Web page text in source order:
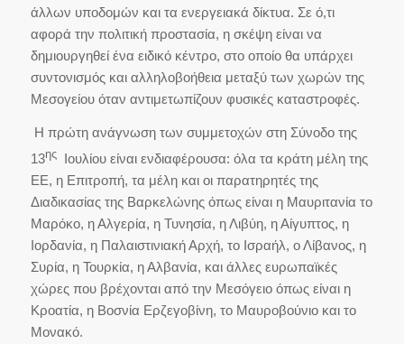
άλλων υποδομών και τα ενεργειακά δίκτυα. Σε ό,τι
αφορά την πολιτική προστασία, η σκέψη είναι να
δημιουργηθεί ένα ειδικό κέντρο, στο οποίο θα υπάρχει
συντονισμός και αλληλοβοήθεια μεταξύ των χωρών της
Μεσογείου όταν αντιμετωπίζουν φυσικές καταστροφές.
Η πρώτη ανάγνωση των συμμετοχών στη Σύνοδο της
13ηςΙουλίου είναι ενδιαφέρουσα: όλα τα κράτη μέλη της
ΕΕ, η Επιτροπή, τα μέλη και οι παρατηρητές της
Διαδικασίας της Βαρκελώνης όπως είναι η Μαυριτανία το
Μαρόκο, η Αλγερία, η Τυνησία, η Λιβύη, η Αίγυπτος, η
Ιορδανία, η Παλαιστινιακή Αρχή, το Ισραήλ, ο Λίβανος, η
Συρία, η Τουρκία, η Αλβανία, και άλλες ευρωπαϊκές
χώρες που βρέχονται από την Μεσόγειο όπως είναι η
Κροατία, η Βοσνία Ερζεγοβίνη, το Μαυροβούνιο και το
Μονακό.